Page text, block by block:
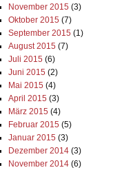
November 2015 (3)
Oktober 2015 (7)
September 2015 (1)
August 2015 (7)
Juli 2015 (6)
Juni 2015 (2)
Mai 2015 (4)
April 2015 (3)
März 2015 (4)
Februar 2015 (5)
Januar 2015 (3)
Dezember 2014(3)
November 2014(6)